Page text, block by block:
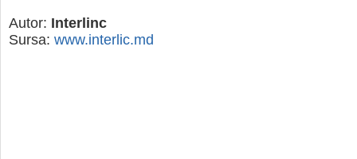
Autor: Interlinc
Sursa: www.interlic.md